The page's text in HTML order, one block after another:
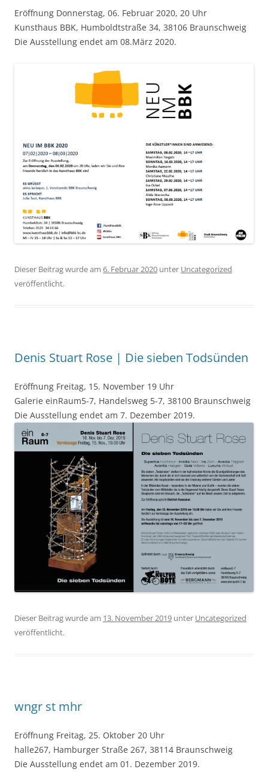
Eröffnung Donnerstag, 06. Februar 2020, 20 Uhr
Kunsthaus BBK, Humboldtstraße 34, 38106 Braunschweig
Die Ausstellung endet am 08.März 2020.
Dieser Beitrag wurde am 6. Februar 2020 unter Uncategorized
veröffentlicht.
Denis Stuart Rose | Die sieben Todsünden
Eröffnung Freitag, 15. November 19 Uhr
Galerie einRaum5-7, Handelsweg 5-7, 38100 Braunschweig
Die Ausstellung endet am 7. Dezember 2019.
Dieser Beitrag wurde am 13. November 2019 unter Uncategorized
veröffentlicht.
wngr st mhr
Eröffnung Freitag, 25. Oktober 20 Uhr
halle267, Hamburger Straße 267, 38114 Braunschweig
Die Ausstellung endet am 01. Dezember 2019.